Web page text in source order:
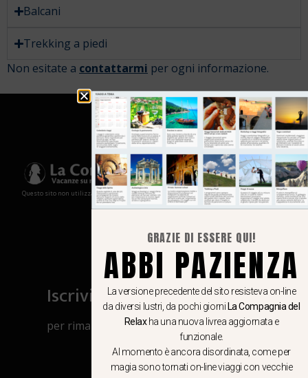
Balcani
Trekking a piedi
Non esitate a contattarmi per ogni informazione.
Questo sito non utilizza cookies e non memorizza in alcun modo le tue informazioni
Iscriviti al canale Whatsapp
per rimanere aggiornato su viaggi, eventi
GRAZIE DI ESSERE QUI!
ABBI PAZIENZA
La versione precedente del sito resisteva on-line
da diversi lustri, da pochi giorni La Compagnia del
Relaxha una nuova livrea aggiornata e
funzionale.
Al momento è ancora disordinata, come per
magia sono tornati on-line viaggi con vecchie